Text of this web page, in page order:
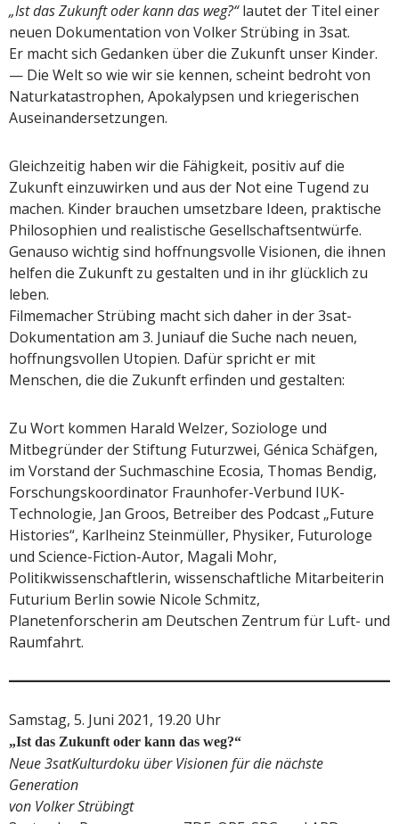
„Ist das Zukunft oder kann das weg?“lautet der Titel einer
neuen Dokumentation von Volker Strübing in 3sat.
Er macht sich Gedanken über die Zukunft unser Kinder.
— Die Welt so wie wir sie kennen, scheint bedroht von
Naturkatastrophen, Apokalypsen und kriegerischen
Auseinandersetzungen.
Gleichzeitig haben wir die Fähigkeit, positiv auf die
Zukunft einzuwirken und aus der Not eine Tugend zu
machen. Kinder brauchen umsetzbare Ideen, praktische
Philosophien und realistische Gesellschaftsentwürfe.
Genauso wichtig sind hoffnungsvolle Visionen, die ihnen
helfen die Zukunft zu gestalten und in ihr glücklich zu
leben.
Filmemacher Strübing macht sich daher in der 3sat-
Dokumentation am 3. Juniauf die Suche nach neuen,
hoffnungsvollen Utopien. Dafür spricht er mit
Menschen, die die Zukunft erfinden und gestalten:
Zu Wort kommen Harald Welzer, Soziologe und
Mitbegründer der Stiftung Futurzwei, Génica Schäfgen,
im Vorstand der Suchmaschine Ecosia, Thomas Bendig,
Forschungskoordinator Fraunhofer-Verbund IUK-
Technologie, Jan Groos, Betreiber des Podcast „Future
Histories“, Karlheinz Steinmüller, Physiker, Futurologe
und Science-Fiction-Autor, Magali Mohr,
Politikwissenschaftlerin, wissenschaftliche Mitarbeiterin
Futurium Berlin sowie Nicole Schmitz,
Planetenforscherin am Deutschen Zentrum für Luft- und
Raumfahrt.
Samstag, 5. Juni 2021, 19.20 Uhr
„Ist das Zukunft oder kann das weg?“
Neue 3satKulturdoku über Visionen für die nächste
Generation
von Volker Strübingt